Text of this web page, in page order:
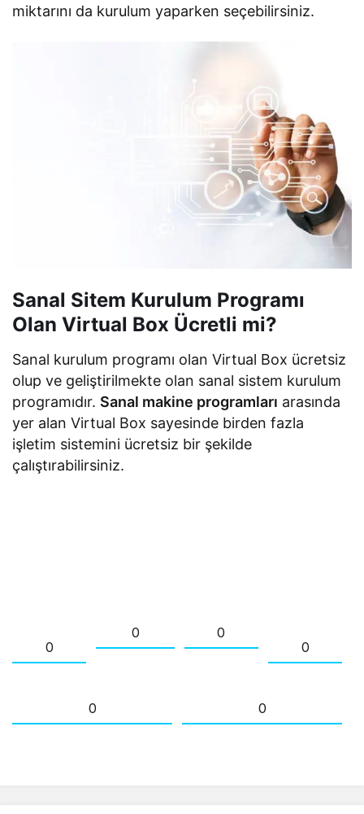
miktarını da kurulum yaparken seçebilirsiniz.
Sanal Sitem Kurulum Programı
Olan Virtual Box Ücretli mi?
Sanal kurulum programı olan Virtual Box ücretsiz
olup ve geliştirilmekte olan sanal sistem kurulum
programıdır. Sanal makine programları arasında
yer alan Virtual Box sayesinde birden fazla
işletim sistemini ücretsiz bir şekilde
çalıştırabilirsiniz.
0
0
0
0
0 0